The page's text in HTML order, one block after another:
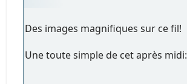
Des images magnifiques sur ce fil!
Une toute simple de cet après midi: